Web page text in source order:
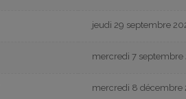
jeudi 29 septembre
mercredi 7 septembre
mercredi 8 décembre